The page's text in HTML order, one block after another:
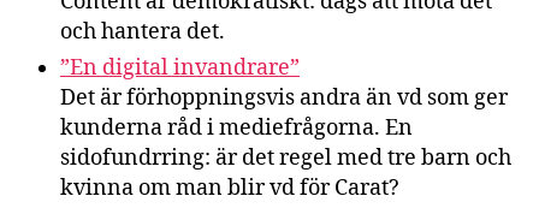
och hantera det.
”En digital invandrare”
Det är förhoppningsvis andra än vd som ger
kunderna råd i mediefrågorna. En
sidofundrring: är det regel med tre barn och
kvinna om man blir vd för Carat?